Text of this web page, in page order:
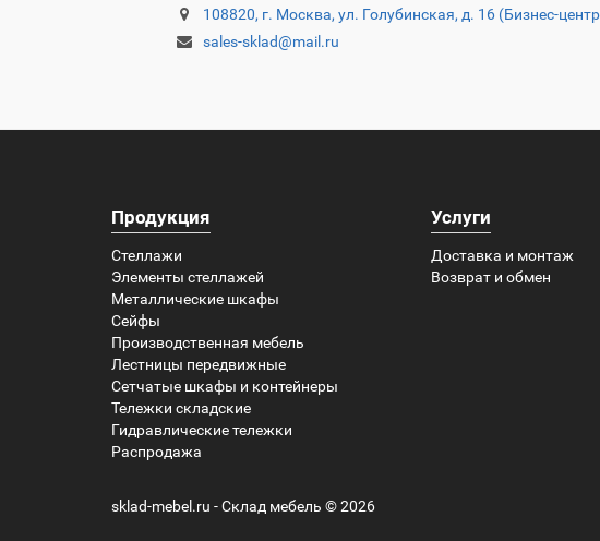
108820, г. Москва, ул. Голубинская, д. 16 (Бизнес-
sales-sklad@mail.ru
Продукция
Стеллажи
Элементы стеллажей
Металлические шкафы
Сейфы
Производственная мебель
Лестницы передвижные
Сетчатые шкафы и контейнеры
Тележки складские
Гидравлические тележки
Распродажа
Услуги
Доставка и монтаж
Возврат и обмен
sklad-mebel.ru - Склад мебель © 2026